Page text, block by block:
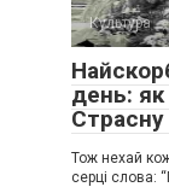
Культура
день:
Тож нехай
серці слова: